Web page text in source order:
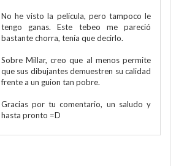
No he visto la película, pero tampoco le
tengo ganas. Este tebeo me pareció
bastante chorra, tenía que decirlo.
Sobre Millar, creo que al menos permite
que sus dibujantes demuestren su calidad
frente a un guion tan pobre.
Gracias por tu comentario, un saludo y
hasta pronto =D